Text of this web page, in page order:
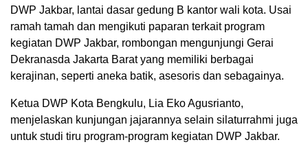
DWP Jakbar, lantai dasar gedung B kantor wali kota. Usai
ramah tamah dan mengikuti paparan terkait program
kegiatan DWP Jakbar, rombongan mengunjungi Gerai
Dekranasda Jakarta Barat yang memiliki berbagai
kerajinan, seperti aneka batik, asesoris dan sebagainya.
Ketua DWP Kota Bengkulu, Lia Eko Agusrianto,
menjelaskan kunjungan jajarannya selain silaturrahmi juga
untuk studi tiru program-program kegiatan DWP Jakbar.